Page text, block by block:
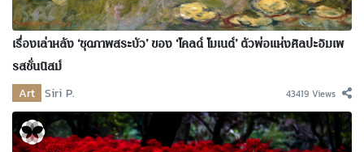
เรื่องเล่าหลัง ‘ชุดภาพสระบัว’ ของ ‘โคลด์ โมเนต์’ ตัวพ่อแห่งศิลปะอิมเพ
รสชั่นนิสม์
Art Siri P. 43419 Views